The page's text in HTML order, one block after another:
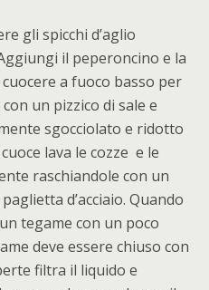
gli spicchi d’aglio
il peperoncino e la
a fuoco basso per
un pizzico di sale e
sgocciolato e ridotto
lava le cozze e le
raschiandole con un
d’acciaio. Quando
tegame con un poco
deve essere chiuso con
filtra il liquido e